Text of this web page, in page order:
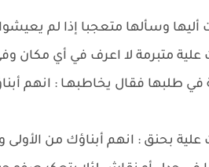
أليها وسألها متعجبا إذا لم
علية متبرمة لا اعرف في أي مكان
في طلبها فقال يخاطبهـا : انهم
علية بحنق : انهم أبناؤك من الأولى